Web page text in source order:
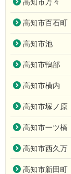
高知市百石町
高知市池
高知市鴨部
高知市横内
高知市塚ノ原
高知市一ツ橋
高知市西久万
高知市新田町